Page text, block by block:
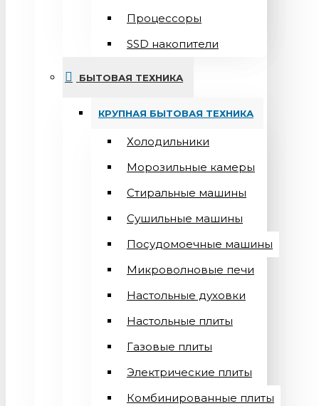
Процессоры
SSD накопители
БЫТОВАЯ ТЕХНИКА
КРУПНАЯ БЫТОВАЯ ТЕХНИКА
Холодильники
Морозильные камеры
Стиральные машины
Сушильные машины
Посудомоечные машины
Микроволновые печи
Настольные духовки
Настольные плиты
Газовые плиты
Электрические плиты
Комбинированные плиты